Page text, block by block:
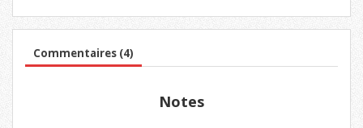
Commentaires (4)
Notes